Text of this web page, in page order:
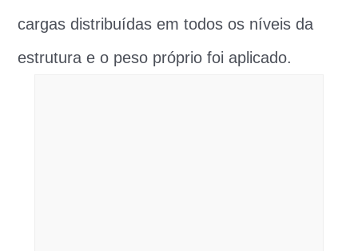
cargas distribuídas em todos os níveis da
estrutura e o peso próprio foi aplicado.